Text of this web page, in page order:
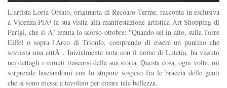
L'artista Loria Orsato, originaria di Recoaro Terme, racconta in esclusiva
a Vicenza PiÃ¹ la sua visita alla manifestazione artistica Art Shopping di
Parigi, che si Ã¨ tenuta lo scorso ottobre: "Quando sei in alto, sulla Torre
Eiffel o sopra l'Arco di Trionfo, comprendo di essere un puntino che
sovrasta una cittÃ . Inizialmente nota con il nome di Lutetia, ha vissuto
nei dettagli i minuti trascorsi della sua storia. Questa cosa, ogni volta, mi
sorprende lasciandomi con lo stupore sospeso fra le braccia delle genti
che si sono messe a tavolino per creare tale bellezza.